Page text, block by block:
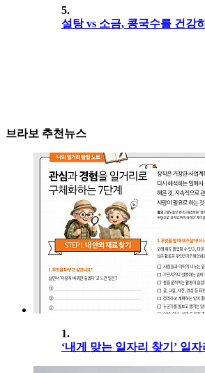
5.
설탕 vs 소금, 콩국수를 건강
브라보 추천뉴스
1.
‘내게 맞는 일자리 찾기’ 일